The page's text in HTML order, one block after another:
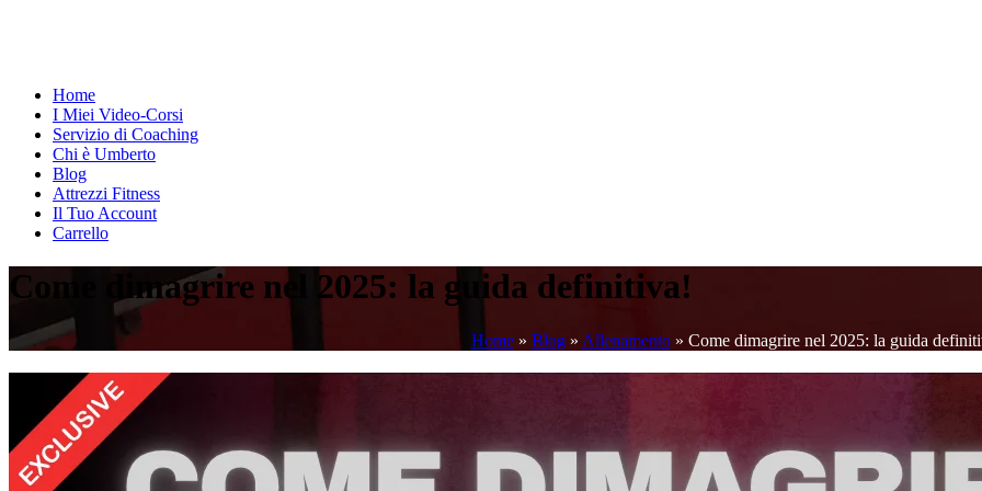
Home
I Miei Video-Corsi
Servizio di Coaching
Chi è Umberto
Blog
Attrezzi Fitness
Il Tuo Account
Carrello
Come dimagrire nel 2025: la guida definitiva!
Home» Blog» Allenamento» Come dimagrire nel 2025: la guida